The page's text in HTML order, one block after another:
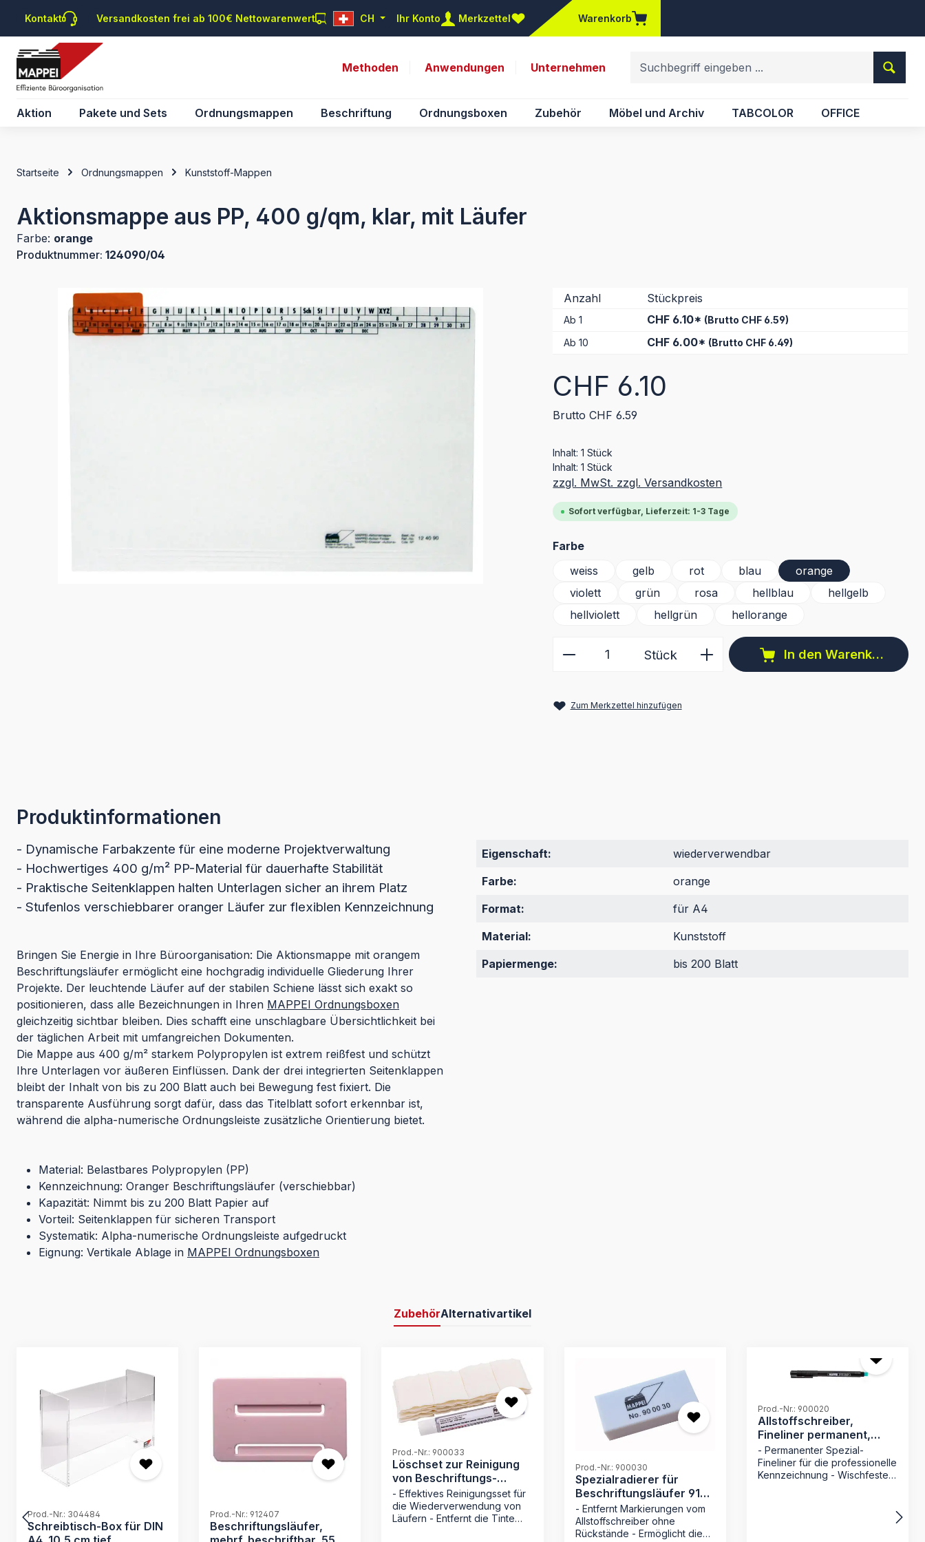
Hauptinhalt springen
Zur Suche springen
Zur Hauptnavigation springen
Kontakt Versandkosten frei ab 100€ Nettowarenwert CH Ihr Konto Merkzettel
Du hast 0 Produkte auf dem Merkzettel
Warenkorb
Methoden Anwendungen Unternehmen
Aktion Pakete und Sets Ordnungsmappen Beschriftung Ordnungsboxen Zubehör Möbel und Archiv TABCOLOR OFFICE
Startseite Ordnungsmappen Kunststoff-Mappen
Aktionsmappe aus PP, 400 g/qm, klar, mit Läufer
Farbe: orange
Produktnummer: 124090/04
Bildergalerie überspringen Anzahl Stückpreis
Ab1 CHF 6.10* (Brutto CHF 6.59)
Ab10 CHF 6.00* (Brutto CHF 6.49)
Regulärer Preis:
CHF 6.10
Brutto CHF 6.59
Inhalt:1 Stück
Inhalt:1 Stück
zzgl. MwSt. zzgl. Versandkosten
Sofort verfügbar, Lieferzeit: 1-3 Tage
Farbeauswählen
weiss
gelb rot blau
orange
violett
grün rosa hellblau
hellgelb
hellviolett
hellgrün hellorange
Produkt Anzahl: Gib den gewünschten Wert
Stück In den Warenkorb
Zum Merkzettel hinzufügen
Produktinformationen
- Dynamische Farbakzente für eine moderne Projektverwaltung
- Hochwertiges 400 g/m² PP-Material für dauerhafte Stabilität
- Praktische Seitenklappen halten Unterlagen sicher an ihrem Platz
- Stufenlos verschiebbarer oranger Läufer zur flexiblen Kennzeichnung
Bringen Sie Energie in Ihre Büroorganisation: Die Aktionsmappe mit orangem
Beschriftungsläufer ermöglicht eine hochgradig individuelle Gliederung Ihrer
Projekte. Der leuchtende Läufer auf der stabilen Schiene lässt sich exakt so
positionieren, dass alle Bezeichnungen in Ihren MAPPEI Ordnungsboxen
gleichzeitig sichtbar bleiben. Dies schafft eine unschlagbare Übersichtlichkeit bei
der täglichen Arbeit mit umfangreichen Dokumenten.
Die Mappe aus 400 g/m² starkem Polypropylen ist extrem reißfest und schützt
Ihre Unterlagen vor äußeren Einflüssen. Dank der drei integrierten Seitenklappen
bleibt der Inhalt von bis zu 200 Blatt auch bei Bewegung fest fixiert. Die
transparente Ausführung sorgt dafür, dass das Titelblatt sofort erkennbar ist,
während die alpha-numerische Ordnungsleiste zusätzliche Orientierung bietet.
Material: Belastbares Polypropylen (PP)
Kennzeichnung: Oranger Beschriftungsläufer (verschiebbar)
Kapazität: Nimmt bis zu 200 Blatt Papier auf
Vorteil: Seitenklappen für sicheren Transport
Systematik: Alpha-numerische Ordnungsleiste aufgedruckt
Eignung: Vertikale Ablage in MAPPEI Ordnungsboxen
Eigenschaft:
wiederverwendbar
Farbe:
orange
Format:
für A4
Material:
Kunststoff
Papiermenge:
bis 200 Blatt
ZubehörAlternativartikel
Prod.-Nr.: 304484
Schreibtisch-Box für DIN
Prod.-Nr.: 912407
Beschriftungsläufer,
Prod.-Nr.: 900033
Löschset zur Reinigung
von Beschriftungs-
Läufern 9124..
- Effektives Reinigungsset für
die Wiederverwendung von
Läufern - Entfernt die Tinte
Prod.-Nr.: 900030
Spezialradierer für
Beschriftungsläufer 9124
..- Entfernt Markierungen vom
Allstoffschreiber ohne
Rückstände - Ermöglicht die
Prod.-Nr.: 900020
Allstoffschreiber,
Fineliner permanent,
schwarz
- Permanenter Spezial-
Fineliner für die professionelle
Kennzeichnung - Wischfeste